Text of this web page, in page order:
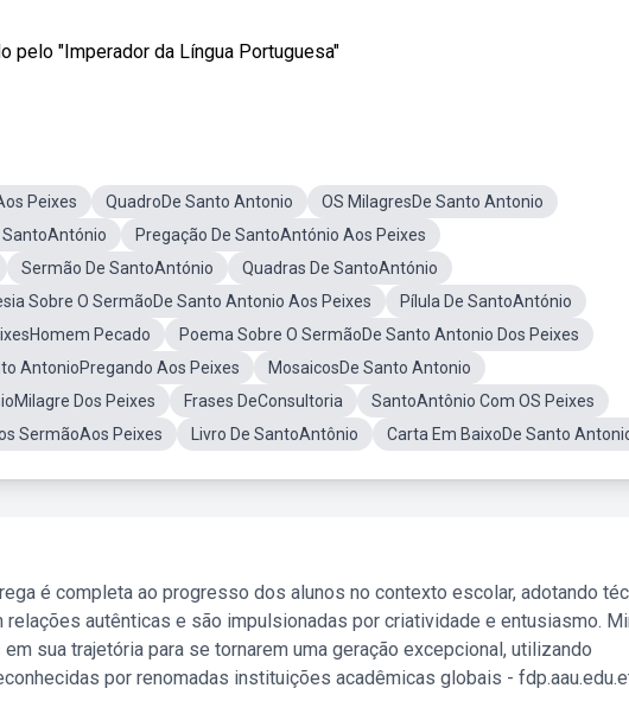
"Imperador da Língua Portuguesa"
Peixes QuadroDe Santo Antonio
OS MilagresDe Santo Antonio
Pregação De SantoAntónio Aos Peixes
Sermão De SantoAntónio
Quadras De SantoAntónio
Sobre O SermãoDe Santo Antonio Aos Peixes
Pílula De SantoAntónio
Pecado
Poema Sobre O SermãoDe Santo Antonio Dos Peixes
AntonioPregando Aos Peixes
MosaicosDe Santo Antonio
Dos Peixes Frases DeConsultoria
SantoAntônio Com OS Peixes
SermãoAos Peixes Livro De SantoAntônio Carta Em BaixoDe Santo
é completa ao progresso dos alunos no contexto escolar, adotando
autênticas e são impulsionadas por criatividade e entusiasmo.
sua trajetória para se tornarem uma geração excepcional, utilizando
por renomadas instituições acadêmicas globais -